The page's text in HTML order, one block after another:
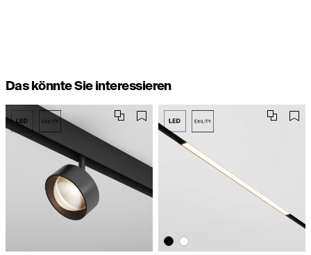
Das könnte Sie interessieren